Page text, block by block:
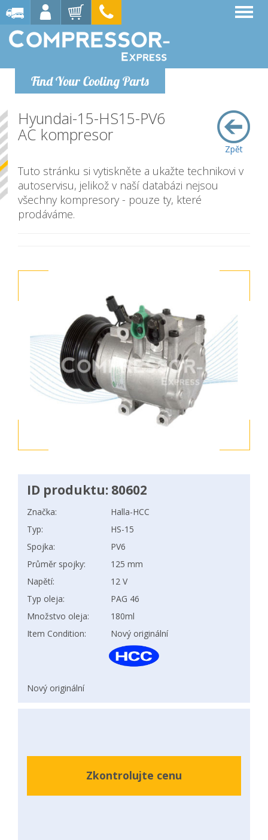
Find Your Cooling Parts
Zpět
Hyundai-15-HS15-PV6
AC kompresor
Tuto stránku si vytiskněte a ukažte technikovi v
autoservisu, jelikož v naší databázi nejsou
všechny kompresory - pouze ty, které
prodáváme.
ID produktu: 80602
Značka:
Halla-HCC
Typ:
HS-15
Spojka:
PV6
Průměr spojky:
125 mm
Napětí:
12 V
Typ oleja:
PAG 46
Množstvo oleja:
180ml
Item Condition:
Nový originální
Nový originální
Zkontrolujte cenu